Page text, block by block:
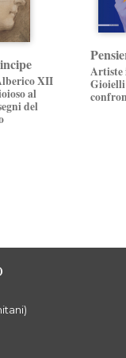
XII
al
del
Artiste